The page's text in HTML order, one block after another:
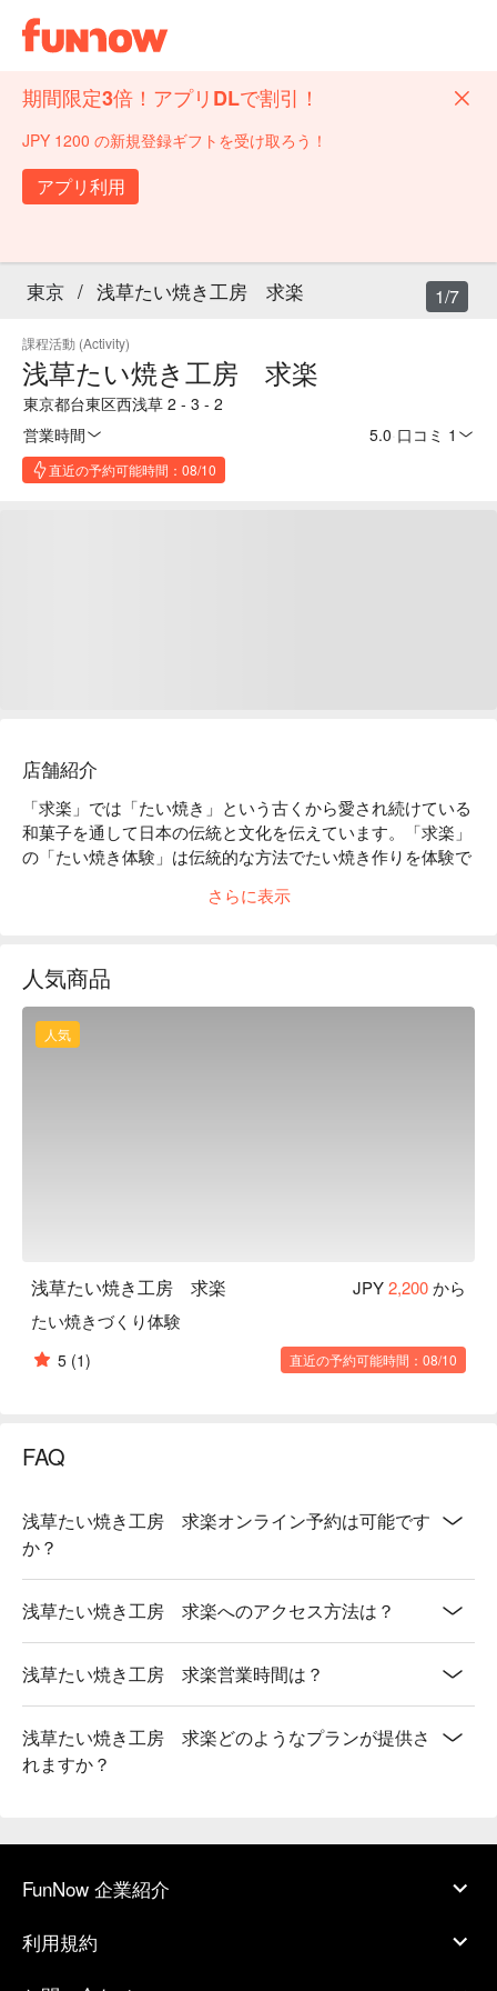
期間限定3倍！アプリDLで割引！
JPY 1200 の新規登録ギフトを受け取ろう！
アプリ利用
東京 / 浅草たい焼き工房 求楽
課程活動 (Activity)
浅草たい焼き工房 求楽
東京都台東区西浅草 2 - 3 - 2
営業時間
5.0 口コミ 1
直近の予約可能時間：08/10
1/7
店舗紹介
「求楽」では「たい焼き」という古くから愛され続けている
和菓子を通して日本の伝統と文化を伝えています。「求楽」
の「たい焼き体験」は伝統的な方法でたい焼き作りを体験で
緒に特別なひと時をお過ごしください。
さらに表示
人気商品
人気
浅草たい焼き工房 求楽 JPY2,200から
たい焼きづくり体験
5 (1) 直近の予約可能時間：08/10
FAQ
浅草たい焼き工房 求楽オンライン予約は可能です
か？
浅草たい焼き工房 求楽へのアクセス方法は？
浅草たい焼き工房 求楽営業時間は？
浅草たい焼き工房 求楽どのようなプランが提供さ
れますか？
FunNow 企業紹介
利用規約